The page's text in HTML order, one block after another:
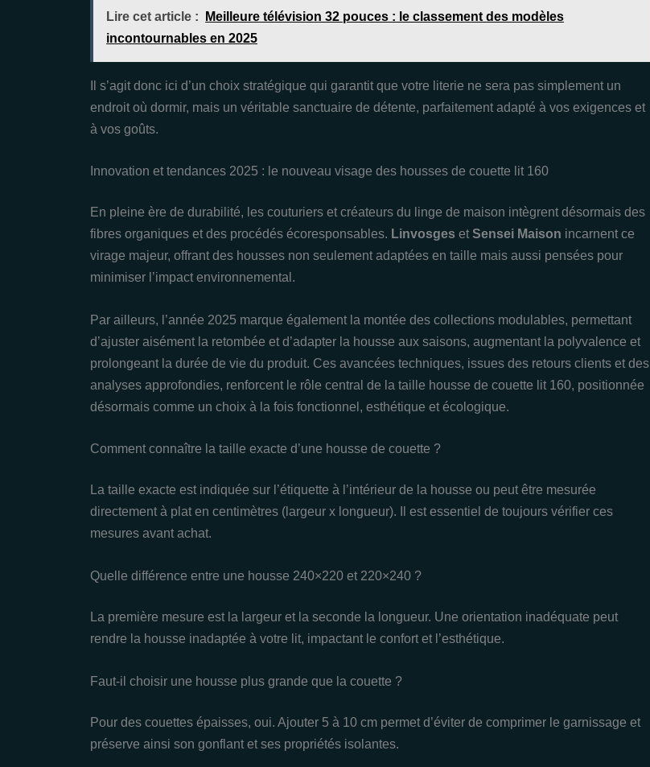
Lire cet article :
Meilleure télévision 32 pouces : le classement des modèles
incontournables en 2025
Il s’agit donc ici d’un choix stratégique qui garantit que votre literie ne sera pas simplement un
endroit où dormir, mais un véritable sanctuaire de détente, parfaitement adapté à vos exigences et
à vos goûts.
Innovation et tendances 2025 : le nouveau visage des housses de couette lit 160
En pleine ère de durabilité, les couturiers et créateurs du linge de maison intègrent désormais des
fibres organiques et des procédés écoresponsables. Linvosges et Sensei Maison incarnent ce
virage majeur, offrant des housses non seulement adaptées en taille mais aussi pensées pour
minimiser l’impact environnemental.
Par ailleurs, l’année 2025 marque également la montée des collections modulables, permettant
d’ajuster aisément la retombée et d’adapter la housse aux saisons, augmentant la polyvalence et
prolongeant la durée de vie du produit. Ces avancées techniques, issues des retours clients et des
analyses approfondies, renforcent le rôle central de la taille housse de couette lit 160, positionnée
désormais comme un choix à la fois fonctionnel, esthétique et écologique.
Comment connaître la taille exacte d’une housse de couette ?
La taille exacte est indiquée sur l’étiquette à l’intérieur de la housse ou peut être mesurée
directement à plat en centimètres (largeur x longueur). Il est essentiel de toujours vérifier ces
mesures avant achat.
Quelle différence entre une housse 240×220 et 220×240 ?
La première mesure est la largeur et la seconde la longueur. Une orientation inadéquate peut
rendre la housse inadaptée à votre lit, impactant le confort et l’esthétique.
Faut-il choisir une housse plus grande que la couette ?
Pour des couettes épaisses, oui. Ajouter 5 à 10 cm permet d’éviter de comprimer le garnissage et
préserve ainsi son gonflant et ses propriétés isolantes.